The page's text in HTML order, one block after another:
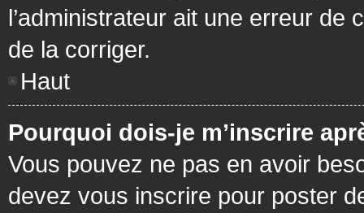
l’administrateur ait une erreur de
de la corriger.
Haut
Pourquoi dois-je m’inscrire
Vous pouvez ne pas en avoir
devez vous inscrire pour poster